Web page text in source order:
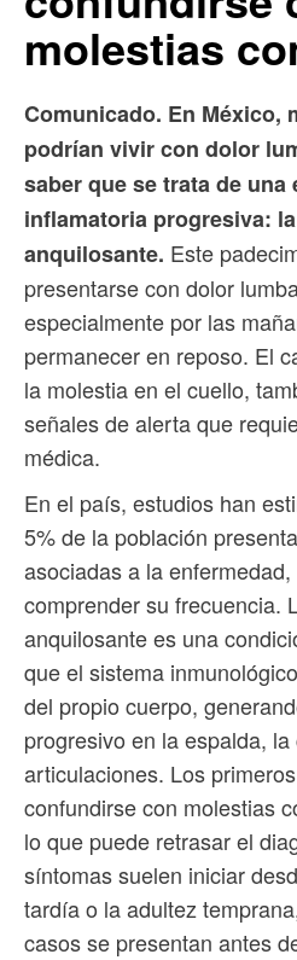
molestias
Comunicado. En México,
podrían vivir con dolor
saber que se trata de una
inflamatoria progresiva:
anquilosante. Este
presentarse con dolor
especialmente por las
permanecer en reposo. El
la molestia en el cuello,
señales de alerta que
médica.
En el país, estudios han
5% de la población
asociadas a la
comprender su frecuencia.
anquilosante es una
que el sistema
del propio cuerpo,
progresivo en la espalda,
articulaciones. Los
confundirse con molestias
lo que puede retrasar el
síntomas suelen iniciar
tardía o la adultez
casos se presentan antes